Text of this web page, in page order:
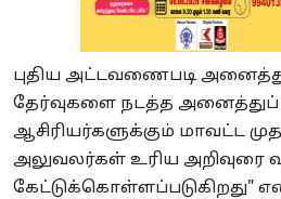
புதிய அட்டவணைபடி
தேர்வுகளை நடத்த
ஆசிரியர்களுக்கும் மாவட்ட
அலுவலர்கள் உரிய அறிவுரை
கேட்டுக்கொள்ளப்படுகிறது"